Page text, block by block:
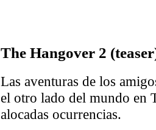
The Hangover 2
Las aventuras de los
el otro lado del mundo en
alocadas ocurrencias.